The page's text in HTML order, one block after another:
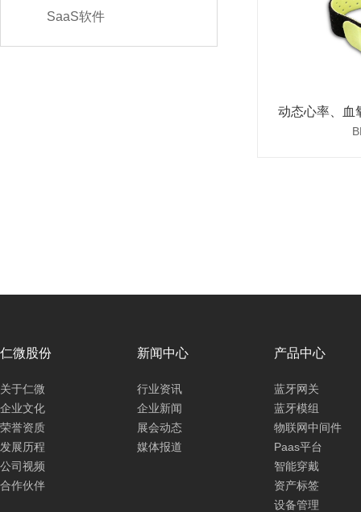
SaaS软件
动态心率、血
仁微股份
关于仁微
企业文化
荣誉资质
发展历程
公司视频
合作伙伴
新闻中心
行业资讯
企业新闻
展会动态
媒体报道
产品中心
蓝牙网关
蓝牙模组
物联网中间件
Paas平台
智能穿戴
资产标签
设备管理